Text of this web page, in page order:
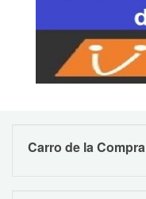
Carro de la Compra